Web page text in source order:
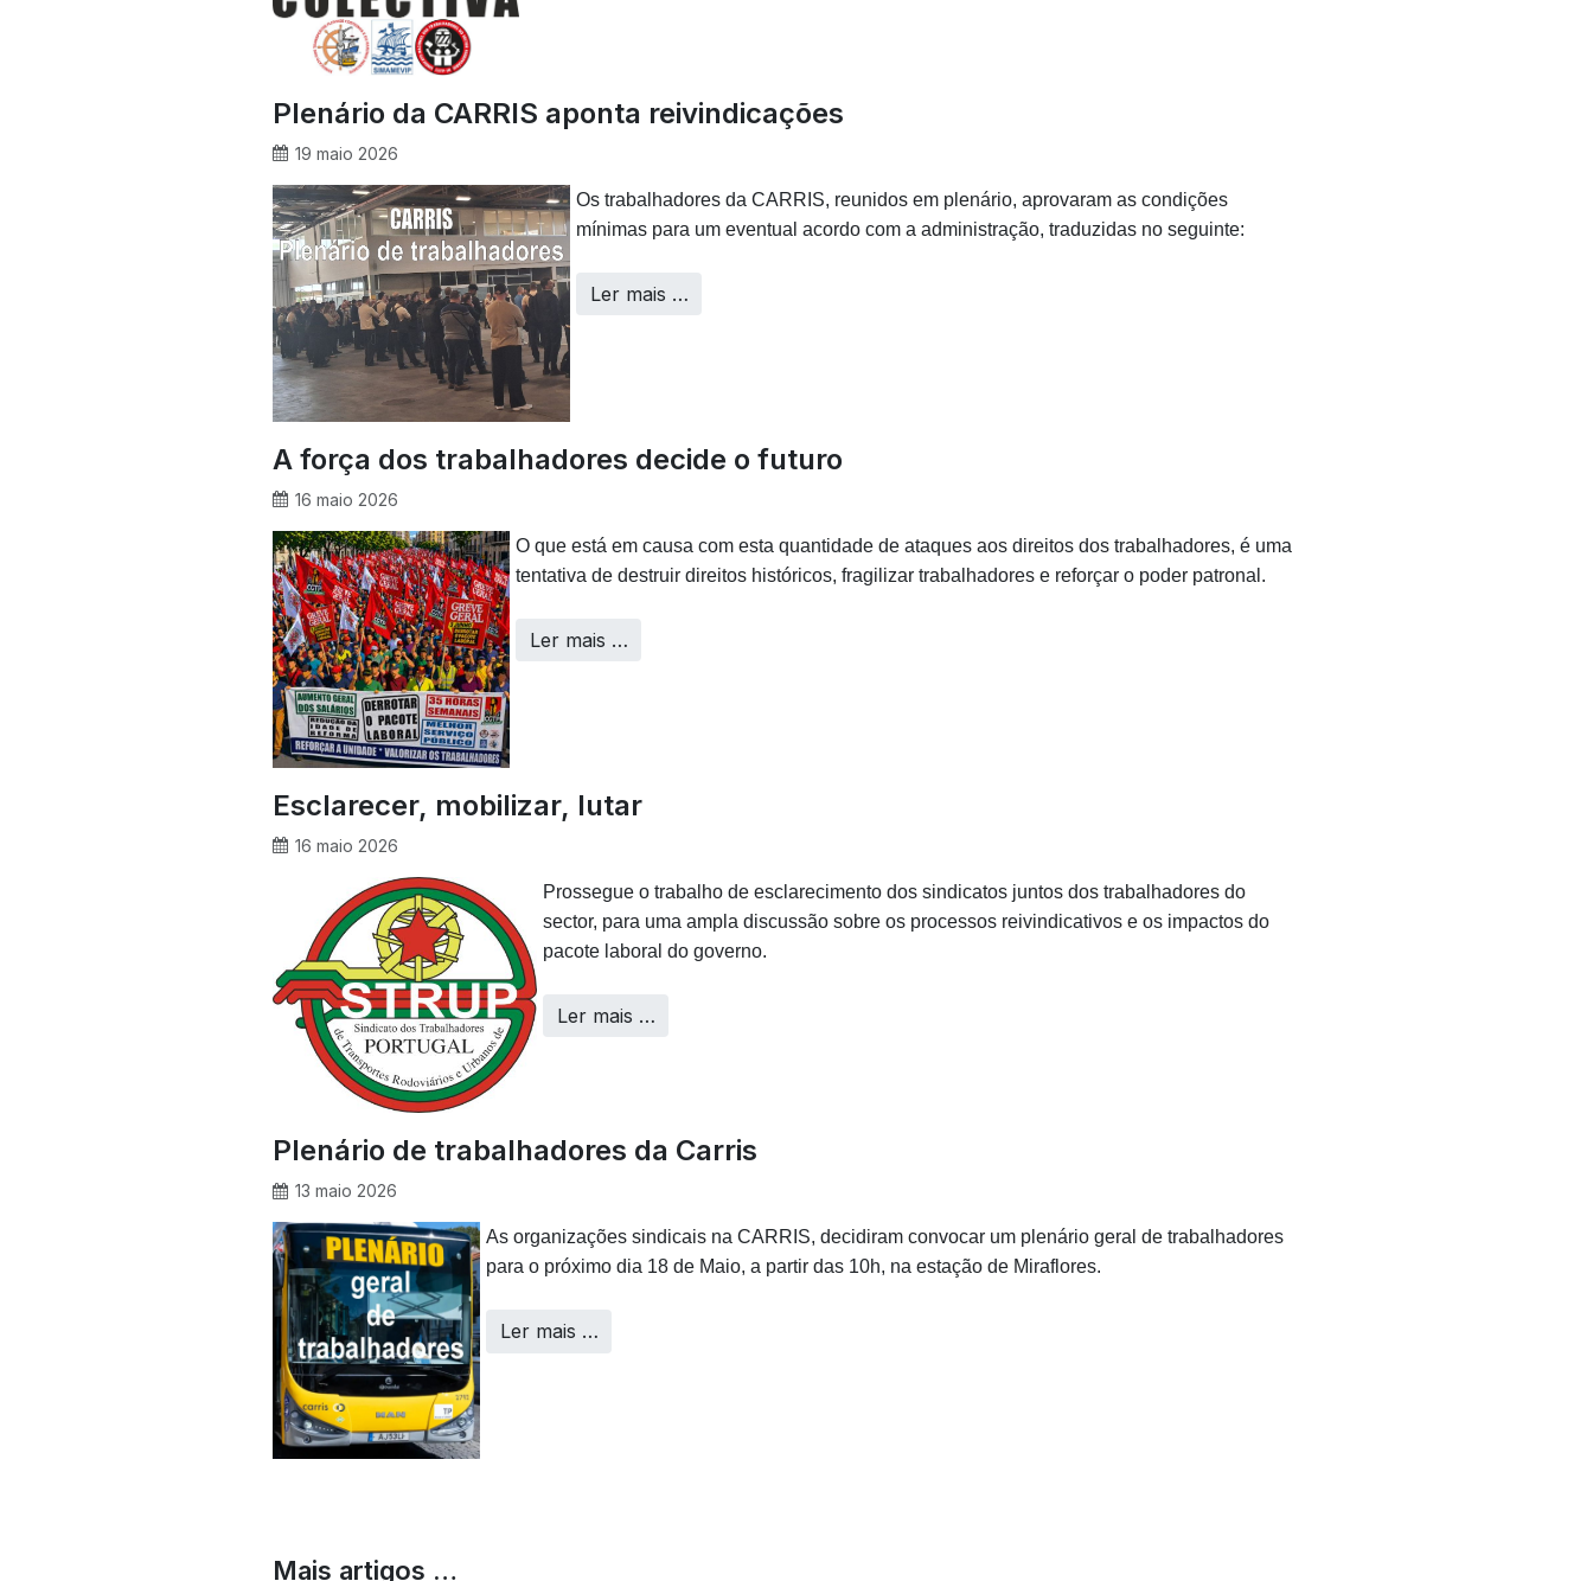
Plenário da CARRIS aponta reivindicações
19 maio 2026
Os trabalhadores da CARRIS, reunidos em plenário, aprovaram as condições
mínimas para um eventual acordo com a administração, traduzidas no seguinte:
Ler mais …
A força dos trabalhadores decide o futuro
16 maio 2026
O que está em causa com esta quantidade de ataques aos direitos dos trabalhadores, é uma
tentativa de destruir direitos históricos, fragilizar trabalhadores e reforçar o poder patronal.
Ler mais …
Esclarecer, mobilizar, lutar
16 maio 2026
Prossegue o trabalho de esclarecimento dos sindicatos juntos dos trabalhadores do
sector, para uma ampla discussão sobre os processos reivindicativos e os impactos do
pacote laboral do governo.
Ler mais …
Plenário de trabalhadores da Carris
13 maio 2026
As organizações sindicais na CARRIS, decidiram convocar um plenário geral de trabalhadores
para o próximo dia 18 de Maio, a partir das 10h, na estação de Miraflores.
Ler mais …
Mais artigos …